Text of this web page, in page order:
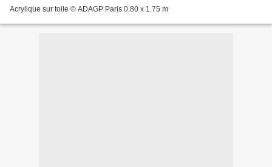
Acrylique sur toile © ADAGP Paris 0.80 x 1.75 m